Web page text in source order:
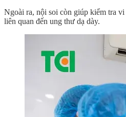
Ngoài ra, nội soi còn giúp kiểm tra vi
liên quan đến ung thư dạ dày.